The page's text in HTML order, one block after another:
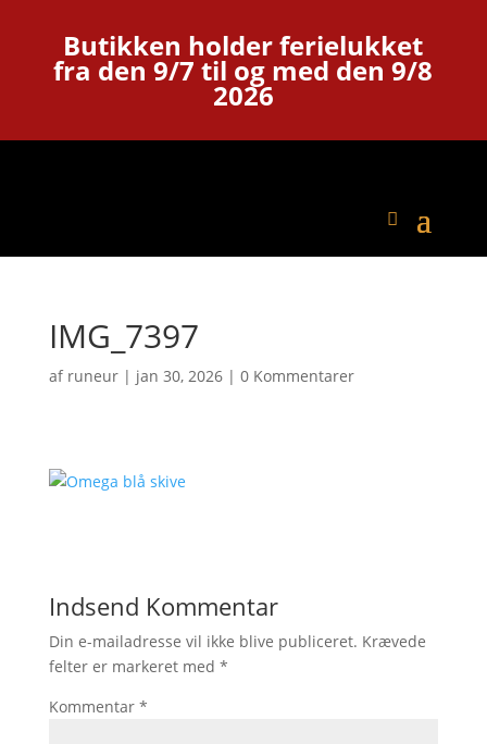
Butikken holder ferielukket
fra den 9/7 til og med den 9/8
2026
IMG_7397
af runeur| jan 30, 2026| 0 Kommentarer
Indsend Kommentar
Din e-mailadresse vil ikke blive publiceret. Krævede
felter er markeret med *
Kommentar *